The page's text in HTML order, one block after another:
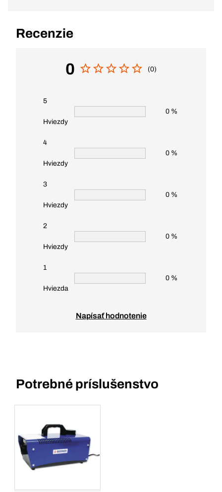
Recenzie
0 (0)
5
Hviezdy
0 %
4
Hviezdy
0 %
3
Hviezdy
0 %
2
Hviezdy
0 %
1
Hviezda
0 %
Napísať hodnotenie
Potrebné príslušenstvo